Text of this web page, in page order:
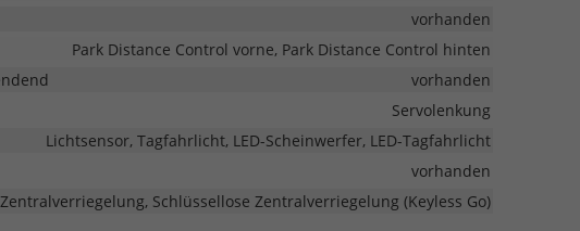
vorhanden
Park Distance Control vorne, Park Distance Control hinten
vorhanden
Servolenkung
Lichtsensor, Tagfahrlicht, LED-Scheinwerfer, LED-Tagfahrlicht
vorhanden
Zentralverriegelung, Schlüssellose Zentralverriegelung (Keyless Go)